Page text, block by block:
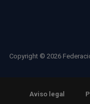
Copyright © 2026
Aviso legal